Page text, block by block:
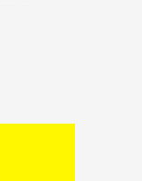
нескольких